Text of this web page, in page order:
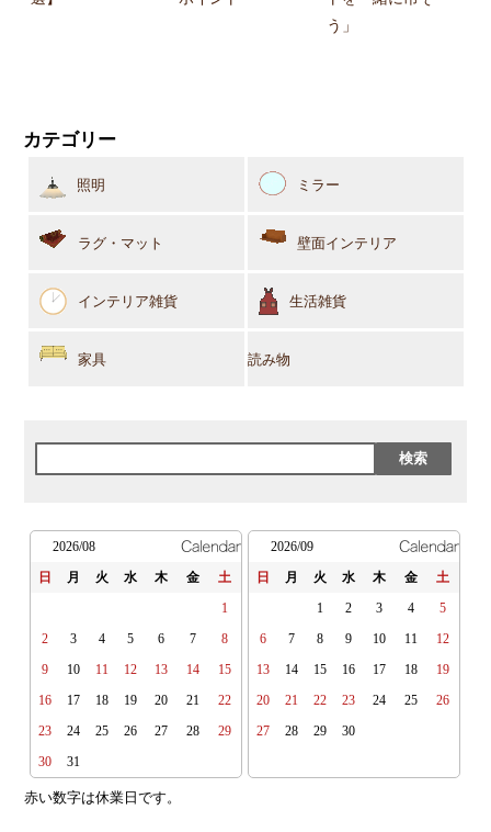
う」
カテゴリー
照明 ミラー
ラグ・マット 壁面インテリア
インテリア雑貨 生活雑貨
家具 読み物
2026/08
日 月 火 水 木 金 土
1
2 3 4 5 6 7 8
9 10 11 12 13 14 15
16 17 18 19 20 21 22
23 24 25 26 27 28 29
30 31
2026/09
日 月 火 水 木 金 土
1 2 3 4 5
6 7 8 9 10 11 12
13 14 15 16 17 18 19
20 21 22 23 24 25 26
27 28 29 30
赤い数字は休業日です。